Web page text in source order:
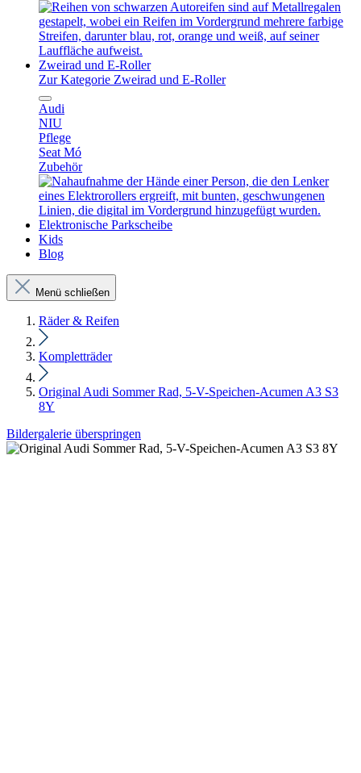
Zweirad und E-Roller
Zur Kategorie Zweirad und E-Roller
Audi
NIU
Pflege
Seat Mó
Zubehör
Elektronische Parkscheibe
Kids
Blog
Menü schließen
Räder & Reifen
Kompletträder
Original Audi Sommer Rad, 5-V-Speichen-Acumen A3 S3
8Y
Bildergalerie überspringen